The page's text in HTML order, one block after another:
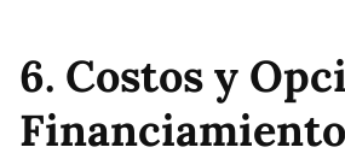
6. Costos y
Financiamiento